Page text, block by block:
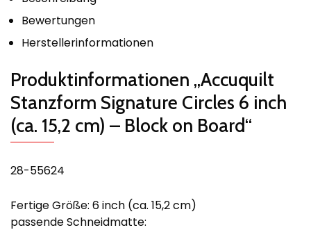
Bewertungen
Herstellerinformationen
Produktinformationen „Accuquilt
Stanzform Signature Circles 6 inch
(ca. 15,2 cm) – Block on Board“
28-55624
Fertige Größe: 6 inch (ca. 15,2 cm)
passende Schneidmatte: